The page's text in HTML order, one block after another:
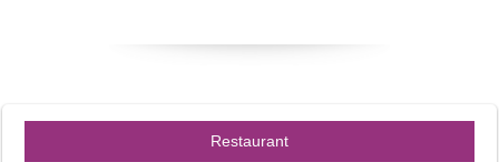
Restaurant